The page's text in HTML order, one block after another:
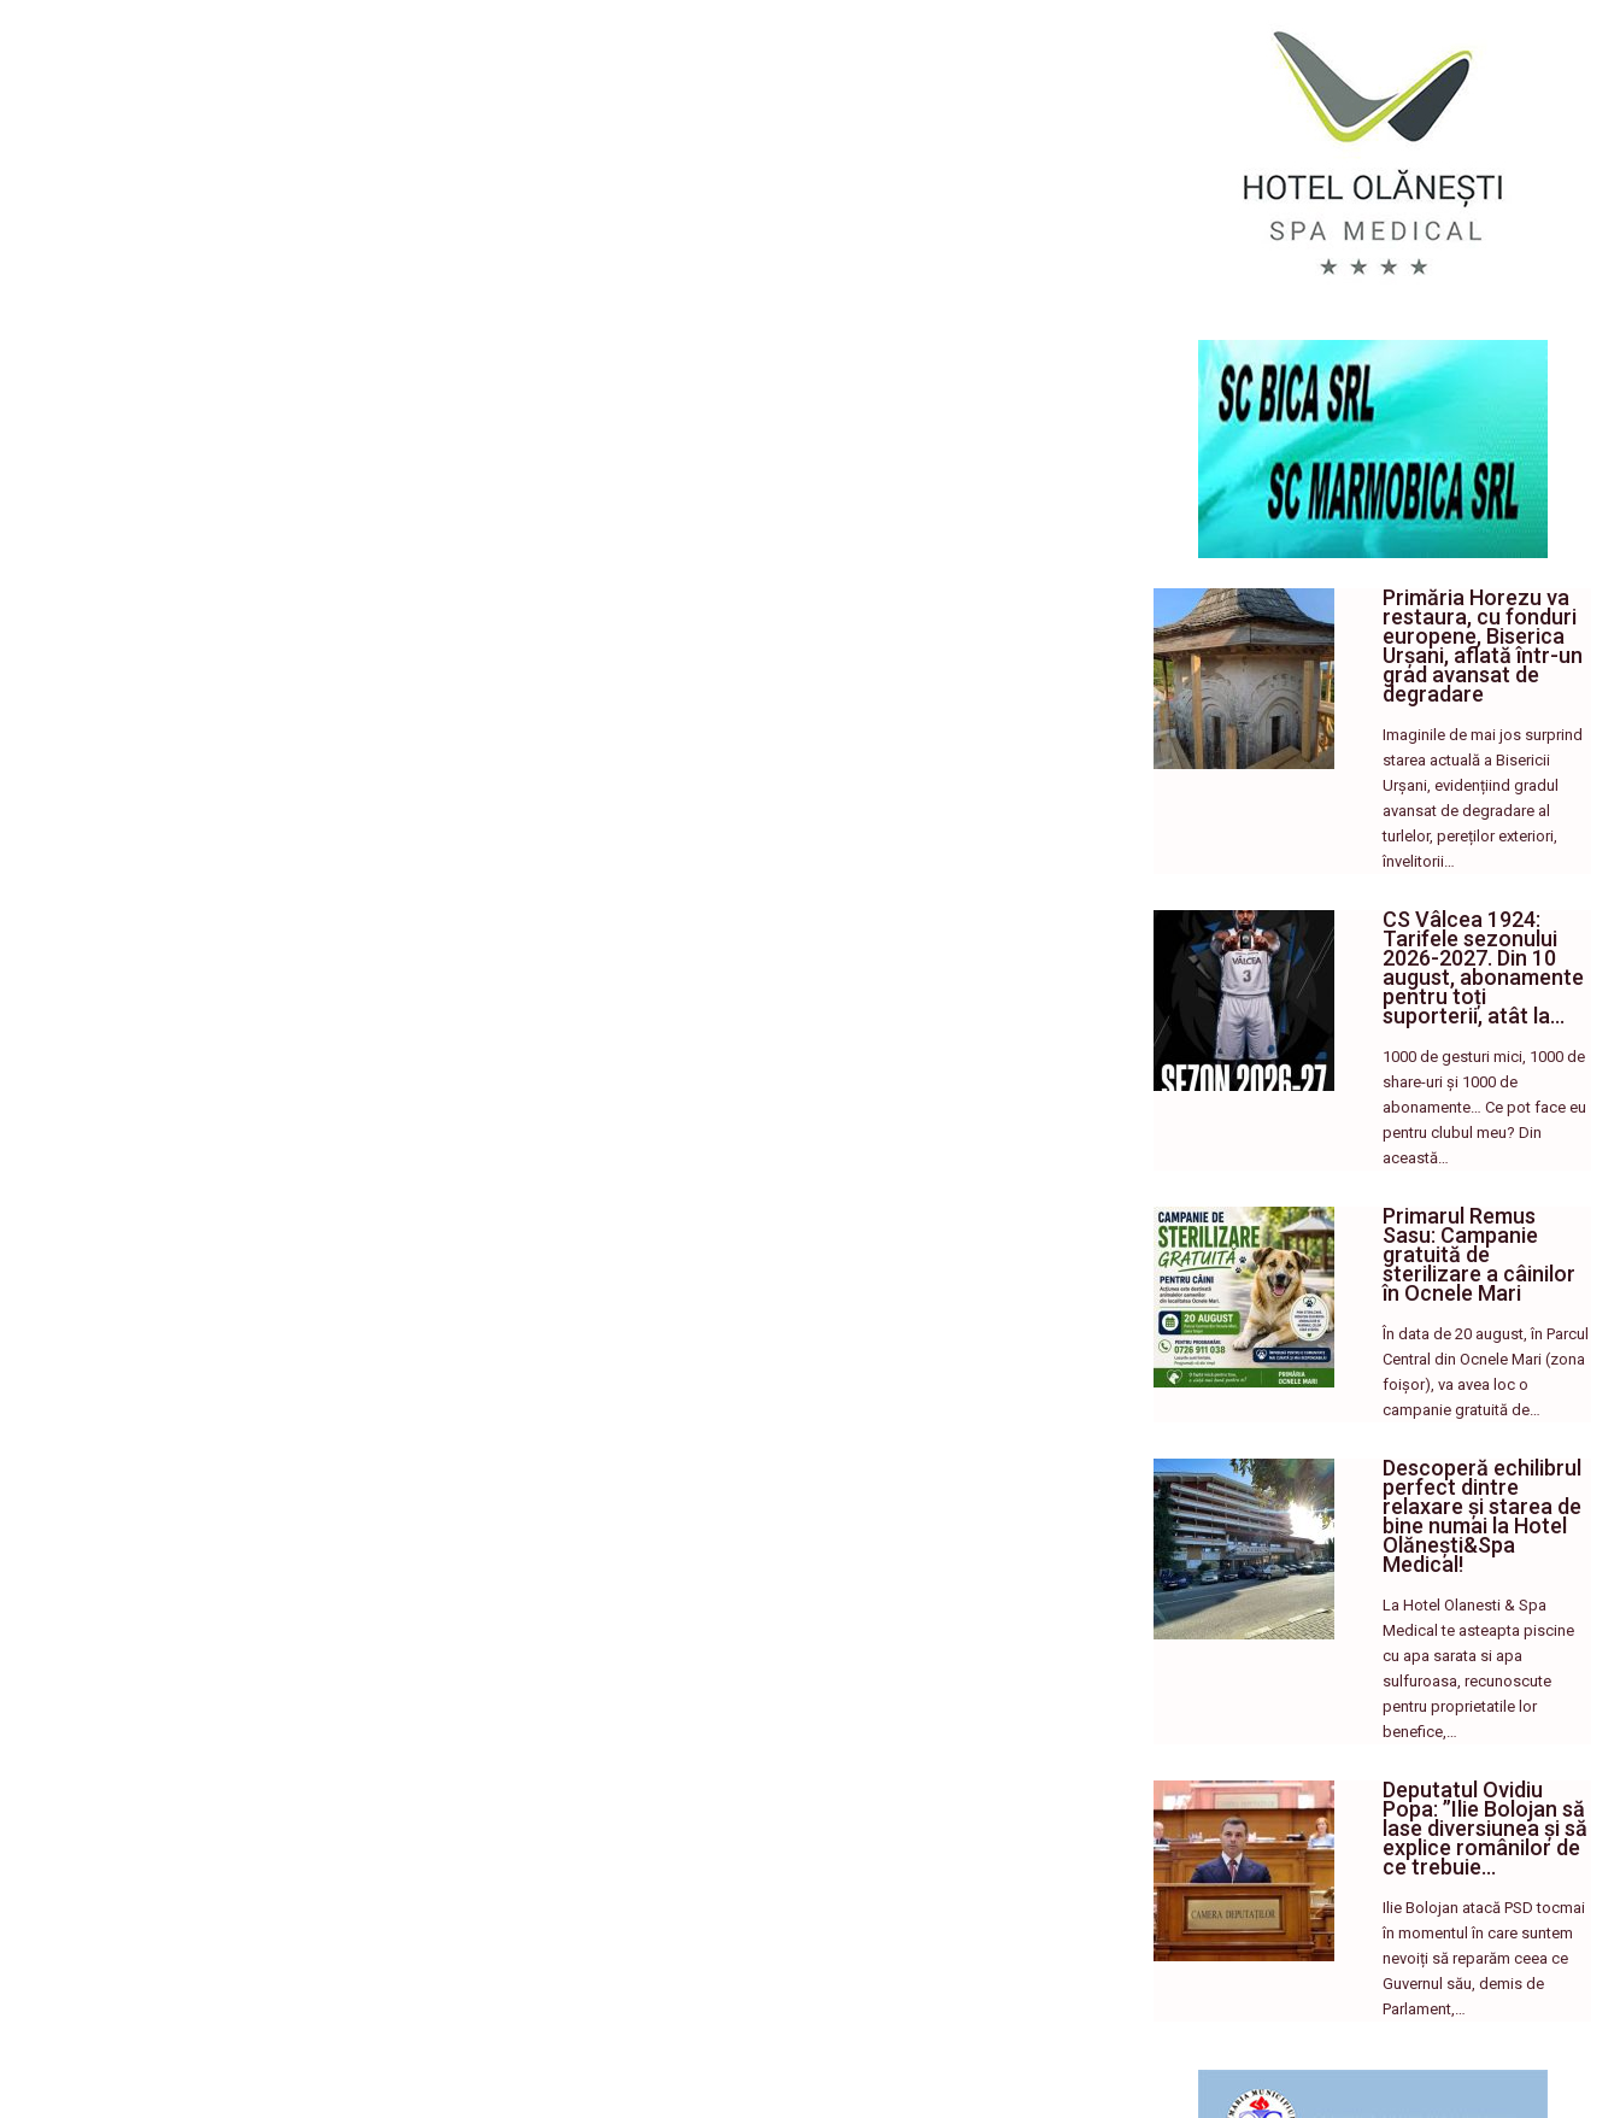
Primăria Horezu va
restaura, cu fonduri
europene, Biserica
Urșani, aflată într-un
grad avansat de
degradare
Imaginile de mai jos surprind
starea actuală a Bisericii
Urșani, evidențiind gradul
avansat de degradare al
turlelor, pereților exteriori,
învelitorii…
CS Vâlcea 1924:
Tarifele sezonului
2026-2027. Din 10
august, abonamente
pentru toți
suporterii, atât la…
1000 de gesturi mici, 1000 de
share-uri și 1000 de
abonamente… Ce pot face eu
pentru clubul meu? Din
această…
Primarul Remus
Sasu: Campanie
gratuită de
sterilizare a câinilor
în Ocnele Mari
În data de 20 august, în Parcul
Central din Ocnele Mari (zona
foișor), va avea loc o
campanie gratuită de…
Descoperă echilibrul
perfect dintre
relaxare și starea de
bine numai la Hotel
Olănești&Spa
Medical!
La Hotel Olanesti & Spa
Medical te asteapta piscine
cu apa sarata si apa
sulfuroasa, recunoscute
pentru proprietatile lor
benefice,…
Deputatul Ovidiu
Popa: ”Ilie Bolojan să
lase diversiunea și să
explice românilor de
ce trebuie…
Ilie Bolojan atacă PSD tocmai
în momentul în care suntem
nevoiți să reparăm ceea ce
Guvernul său, demis de
Parlament,…